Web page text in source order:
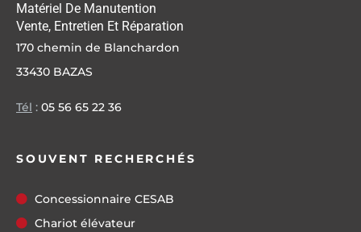
Matériel De Manutention
Vente, Entretien Et Réparation
170 chemin de Blanchardon
33430 BAZAS
Tél : 05 56 65 22 36
SOUVENT RECHERCHÉS
Concessionnaire CESAB
Chariot élévateur